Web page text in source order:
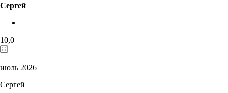
Сергей
10,0
июль 2026
Сергей